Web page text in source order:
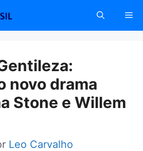
novo drama
Stone e Willem
Leo Carvalho